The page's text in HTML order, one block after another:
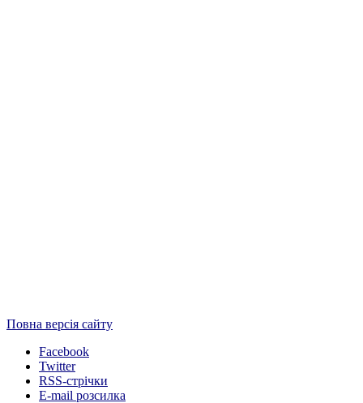
Повна версія сайту
Facebook
Twitter
RSS-стрічки
E-mail розсилка